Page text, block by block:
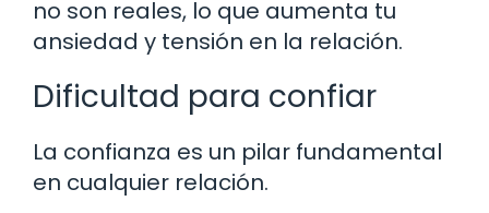
no son reales, lo que aumenta tu
ansiedad y tensión en la relación.
Dificultad para confiar
La confianza es un pilar fundamental
en cualquier relación.